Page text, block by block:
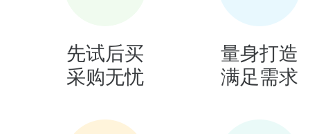
先试后买
采购无忧
量身打造
满足需求